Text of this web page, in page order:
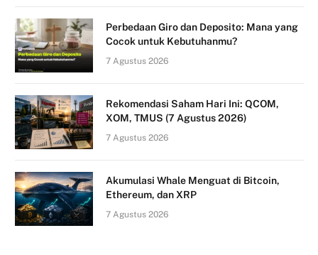
Perbedaan Giro dan Deposito: Mana yang
Cocok untuk Kebutuhanmu?
7 Agustus 2026
Rekomendasi Saham Hari Ini: QCOM,
XOM, TMUS (7 Agustus 2026)
7 Agustus 2026
Akumulasi Whale Menguat di Bitcoin,
Ethereum, dan XRP
7 Agustus 2026